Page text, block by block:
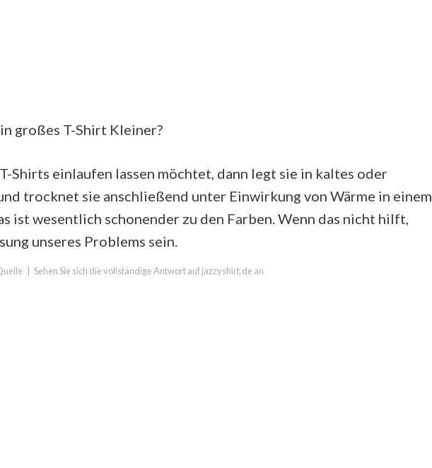
großes T-Shirt Kleiner?
Shirts einlaufen lassen möchtet, dann legt sie in kaltes oder
trocknet sie anschließend unter Einwirkung von Wärme in einem
ist wesentlich schonender zu den Farben. Wenn das nicht hilft,
unseres Problems sein.
Sehen Sie sich die vollständige Antwort auf jazzyshirt.de an